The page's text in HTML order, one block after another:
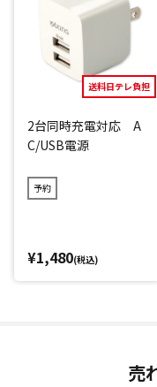
電源を入れて約90秒
のスタイリングにもお
1回のフル充電(約2.5
0℃・200℃の3段階の
やスタイルに合わせて
旅行先や外出時、ちょ
どこでも手軽にヘアス
*：メーカー調べ
送料日テレ負担
2台同時充電対応 A
C/USB電源
予約
¥1,480(税込)
売